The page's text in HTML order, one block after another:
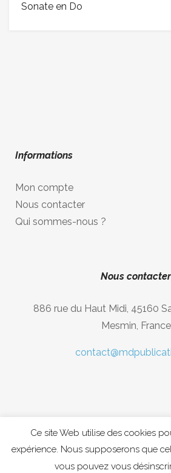
Sonate en Do
Informations
Mon compte
Nous contacter
Qui sommes-nous ?
Nous contacter
886 rue du Haut Midi, 45160
Mesmin, France
Copyright © 2020 MDpublications,
Publications
Ce site Web utilise des cookies
expérience. Nous supposerons que
vous pouvez vous